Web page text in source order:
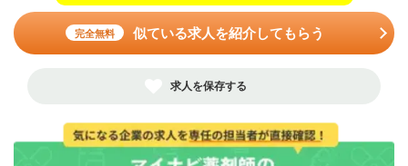
完全無料 似ている求人を紹介してもらう
求人を保存する